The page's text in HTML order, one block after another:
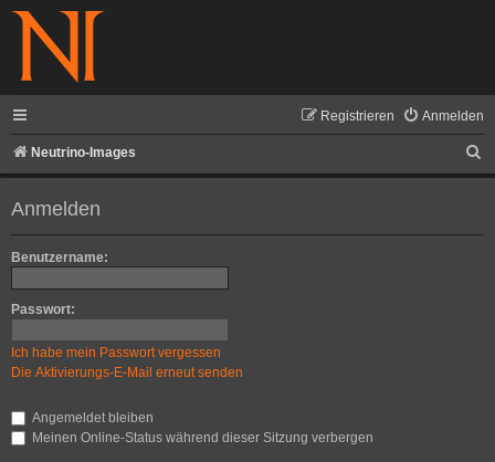
Anmelden
Registrieren
Neutrino-Images
u
Anmelden
Benutzername:
Passwort:
Ich habe mein Passwort vergessen
Die Aktivierungs-E-Mail erneut senden
Angemeldet bleiben
Meinen Online-Status während dieser Sitzung verbergen